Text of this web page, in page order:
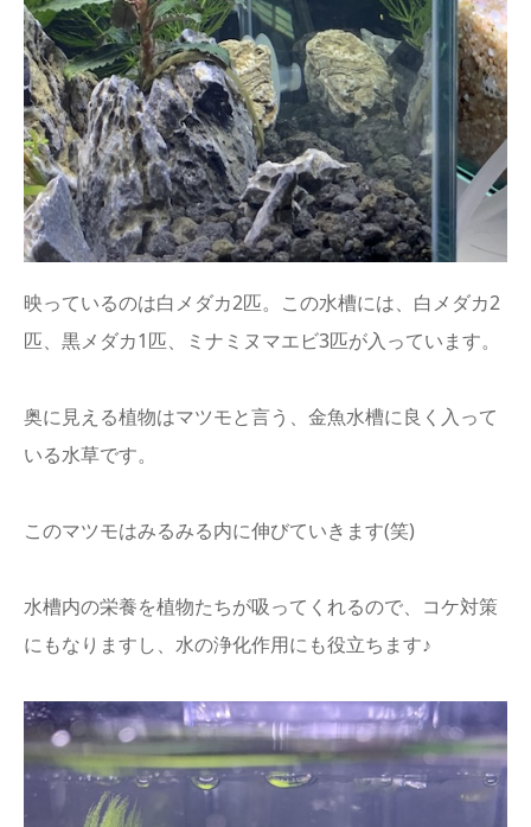
映っているのは白メダカ2匹。この水槽には、白メダカ2
匹、黒メダカ1匹、ミナミヌマエビ3匹が入っています。
奥に見える植物はマツモと言う、金魚水槽に良く入って
いる水草です。
このマツモはみるみる内に伸びていきます(笑)
水槽内の栄養を植物たちが吸ってくれるので、コケ対策
にもなりますし、水の浄化作用にも役立ちます♪